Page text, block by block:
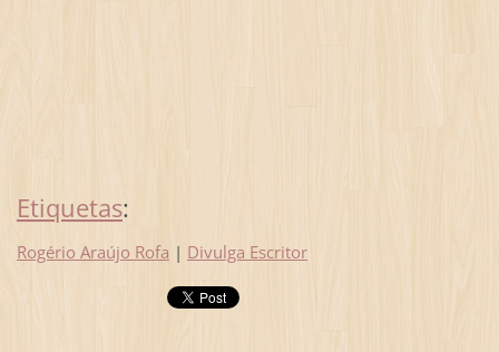
Etiquetas:
Rogério Araújo Rofa | Divulga Escritor